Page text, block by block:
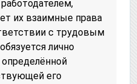
их взаимные права
с трудовым
лично
его